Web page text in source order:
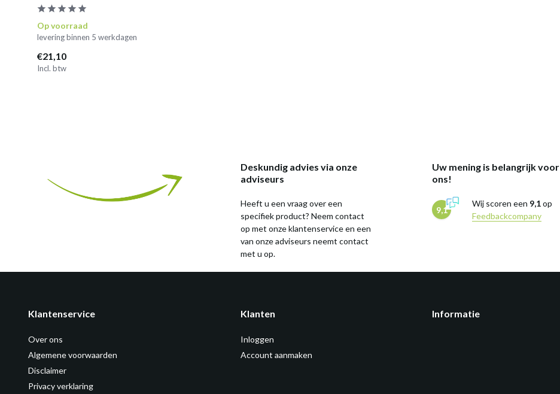
Op voorraad
levering binnen 5 werkdagen
€21,10
Incl. btw
Deskundig advies via onze
adviseurs
Heeft u een vraag over een
specifiek product? Neem contact
op met onze klantenservice en een
van onze adviseurs neemt contact
met u op.
Uw mening is belangrijk voor
ons!
9,1
Wij scoren een 9,1op
Feedbackcompany
Klantenservice
Over ons
Algemene voorwaarden
Disclaimer
Privacy verklaring
Klanten
Inloggen
Account aanmaken
Informatie